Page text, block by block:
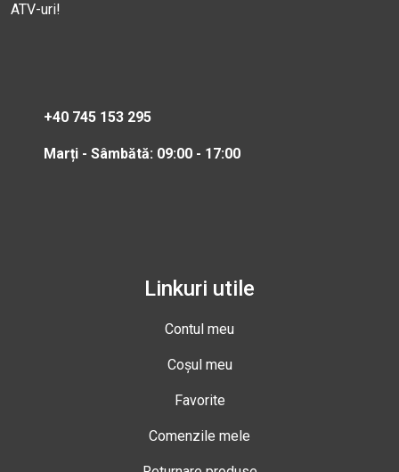
ATV-uri!
+40 745 153 295
Marți - Sâmbătă: 09:00 - 17:00
Linkuri utile
Contul meu
Coșul meu
Favorite
Comenzile mele